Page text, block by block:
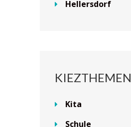
Hellersdorf
KIEZTHEMEN
Kita
Schule